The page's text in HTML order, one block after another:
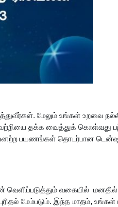
மேலும் உங்கள் உறவை
தக்க வைத்துக்
பயணங்கள் தொடர்பான
வகையில் மனதில்
மேம்படும். இந்த மாதம், உங்கள்